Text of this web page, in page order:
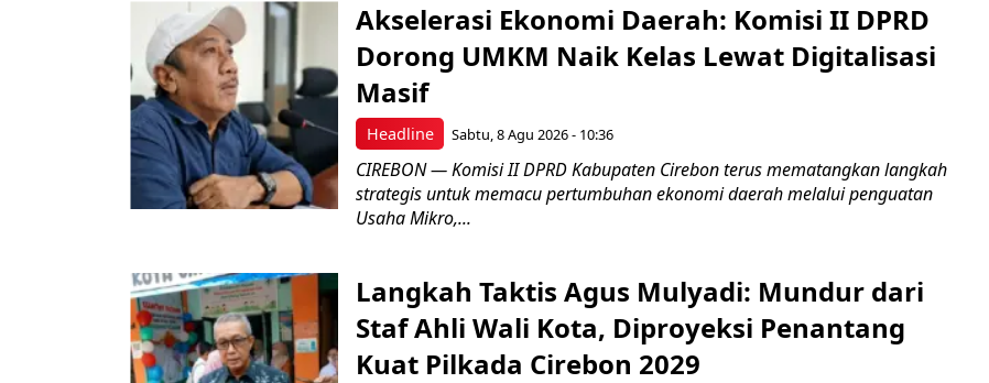
Headline
Akselerasi Ekonomi Daerah: Komisi II DPRD
Dorong UMKM Naik Kelas Lewat Digitalisasi
Masif
Sabtu, 8 Agu 2026 - 10:36
CIREBON — Komisi II DPRD Kabupaten Cirebon terus mematangkan langkah
strategis untuk memacu pertumbuhan ekonomi daerah melalui penguatan
Usaha Mikro,...
Langkah Taktis Agus Mulyadi: Mundur dari
Staf Ahli Wali Kota, Diproyeksi Penantang
Kuat Pilkada Cirebon 2029